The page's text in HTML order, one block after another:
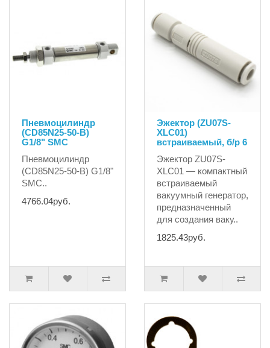
Пневмоцилиндр
(CD85N25-50-B)
G1/8" SMC
Пневмоцилиндр
(CD85N25-50-B) G1/8"
SMC..
4766.04руб.
Эжектор (ZU07S-
XLC01)
встраиваемый, б/р 6
Эжектор ZU07S-
XLC01 — компактный
встраиваемый
вакуумный генератор,
предназначенный
для создания ваку..
1825.43руб.